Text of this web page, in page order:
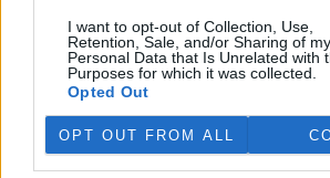
I want to opt-out of Collection, Use,
Retention, Sale, and/or Sharing of my
Personal Data that Is Unrelated with
Purposes for which it was collected.
Opted Out
OPT OUT FROM ALL
vodáren
vejčitý profil stok, který zlepšuje jejich
odvádět víc vody při přívalových deštích.
pardubických vodáren Erik Jandera.
Organizace v Česku a Německu
spolupracovat při ochraně přírody